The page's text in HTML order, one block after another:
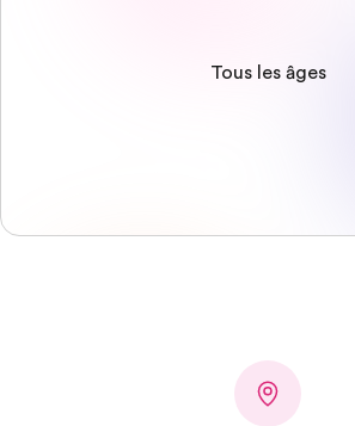
Tous les âges